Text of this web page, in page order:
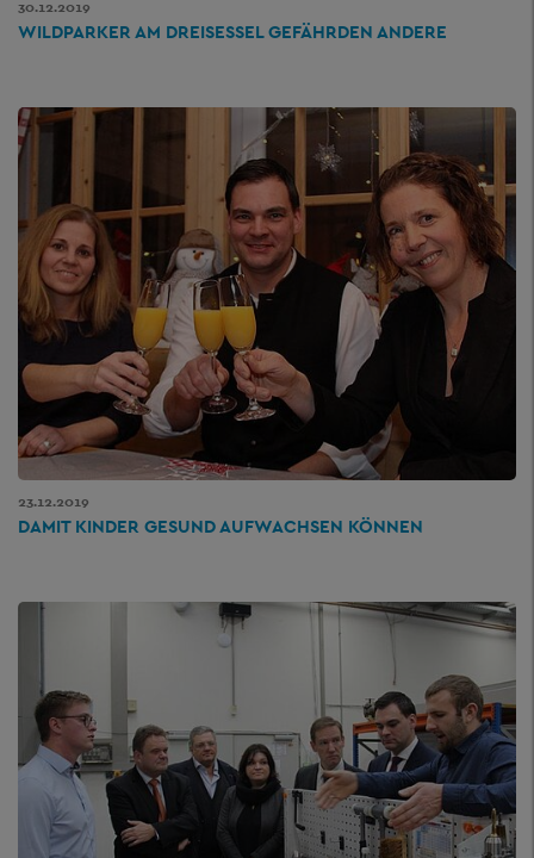
30.12.2019
WILDPARKER AM DREISESSEL GEFÄHRDEN ANDERE
23.12.2019
DAMIT KINDER GESUND AUFWACHSEN KÖNNEN